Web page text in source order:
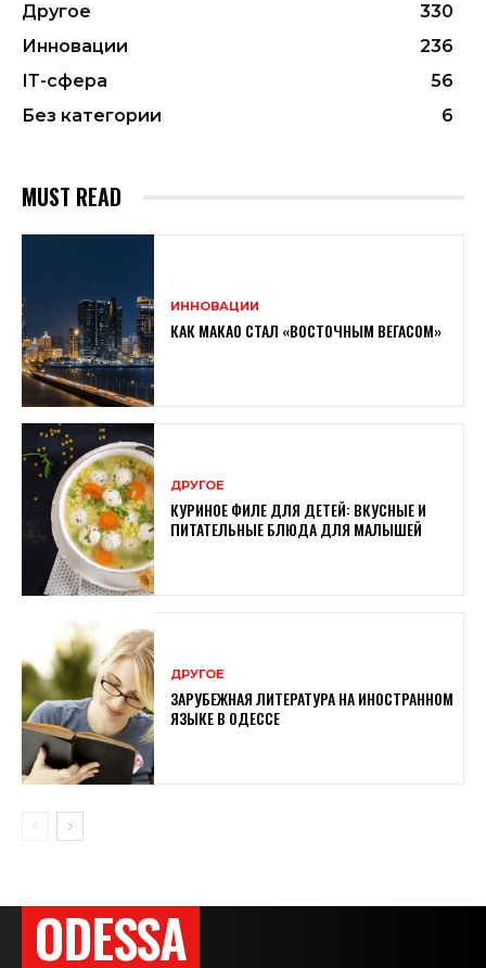
Другое
330
Инновации
236
ІТ-сфера
56
Без категории
6
MUST READ
ИННОВАЦИИ
КАК МАКАО СТАЛ «ВОСТОЧНЫМ ВЕГАСОМ»
ДРУГОЕ
КУРИНОЕ ФИЛЕ ДЛЯ ДЕТЕЙ: ВКУСНЫЕ И
ПИТАТЕЛЬНЫЕ БЛЮДА ДЛЯ МАЛЫШЕЙ
ДРУГОЕ
ЗАРУБЕЖНАЯ ЛИТЕРАТУРА НА ИНОСТРАННОМ
ЯЗЫКЕ В ОДЕССЕ
ODESSA